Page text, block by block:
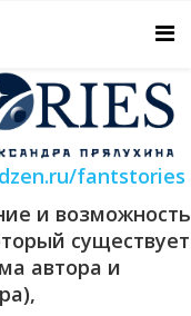
fantstories
и возможность
существует
автора и